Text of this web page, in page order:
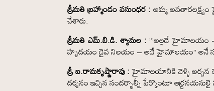
శ్రీమతి బ్రహ్మాండం వసుంధర :అమ్మ
చేశారు.
శ్రీమతి ఎమ్‌.బి.డి. శ్యామల :”’అల్లదే హైమాలయం
హృదయం దైవ నిలయం – అదే హైమాలయం” అనే
శ్రీ ఐ.రామకృష్ణారావు :హైమాలయానికి వెళ్ళి అర్చన
దర్శనం ఇచ్చిన సందర్భాల్నీ పేర్కొంటూ